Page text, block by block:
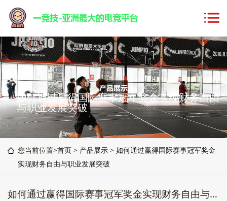
如何通过赢得国际赛事冠军奖金实现财务自由
与职业发展突破
您当前位置>首页 > 产品展示 > 如何通过赢得国际赛事冠军奖金
实现财务自由与职业发展突破
如何通过赢得国际赛事冠军奖金实现财务自由与职业发展突破